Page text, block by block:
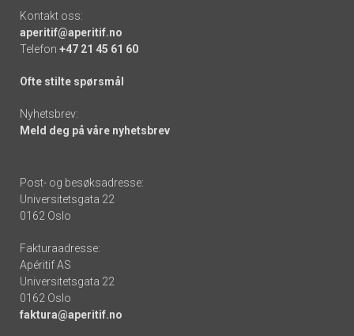
Kontakt oss:
aperitif@aperitif.no
Telefon +47 21 45 61 60
Ofte stilte spørsmål
Nyhetsbrev:
Meld deg på våre nyhetsbrev
Post- og besøksadresse:
Universitetsgata 22
0162 Oslo
Fakturaadresse:
Apéritif AS
Universitetsgata 22
0162 Oslo
faktura@aperitif.no